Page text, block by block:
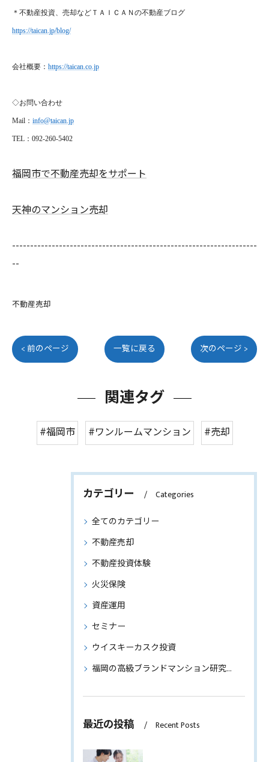
＊不動産投資、売却などＴＡＩＣＡＮの不動産ブログ
https://taican.jp/blog/
会社概要： https://taican.co.jp
◇お問い合わせ
Mail ： info@taican.jp
TEL ：092-260-5402
福岡市で不動産売却をサポート
天神のマンション売却
--------------------------------------------------------------------
--
不動産売却
< 前のページ 一覧に戻る 次のページ >
関連タグ
#福岡市 #ワンルームマンション #売却
カテゴリー Categories
全てのカテゴリー
不動産売却
不動産投資体験
火災保険
資産運用
セミナー
ウイスキーカスク投資
福岡の高級ブランドマンション研究～物件情報もご紹介～
最近の投稿 Recent Posts